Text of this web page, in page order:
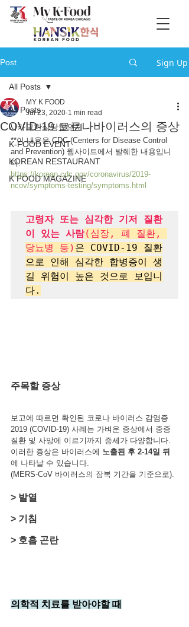
Post Sign Up
All Posts
시카고한식당협의체
K-FOOD EVENT
KOREAN RESTAURANT
K FOOD MAGAZINE
All Posts
COVID-19 코로나바이러스의 증상
MY K FOOD
Jul 23, 2020 1 min read
**이 내용은 CDC (Centers for Disease Control
and Prevention) 웹사이트에서 발췌한 내용입니
다.
https://korean.cdc.gov/coronavirus/2019-
ncov/symptoms-testing/symptoms.html
고령자 또는 심각한 기저 질환
이 있는 사람(심장, 폐 질환,
당뇨병 등) 은 COVID-19 질환
으로 인해 심각한 합병증이 생
길 위험이 높은 것으로 보입니
다.
주목할 증상
보고에 따르면 확인된 코로나 바이러스 감염증
2019 (COVID-19) 사례는 가벼운 증상에서 중증
질환 및 사망에 이르기까지 증세가 다양합니다.
이러한 증상은 바이러스에 노출된 후 2-14일 뒤
에 나타날 수 있습니다.
(MERS-CoV 바이러스의 잠복 기간을 기준으로).
> 발열
> 기침
> 호흡 곤란
의학적 치료를 받아야할 때